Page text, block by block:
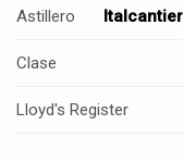
Astillero
Clase
Lloyd's Register